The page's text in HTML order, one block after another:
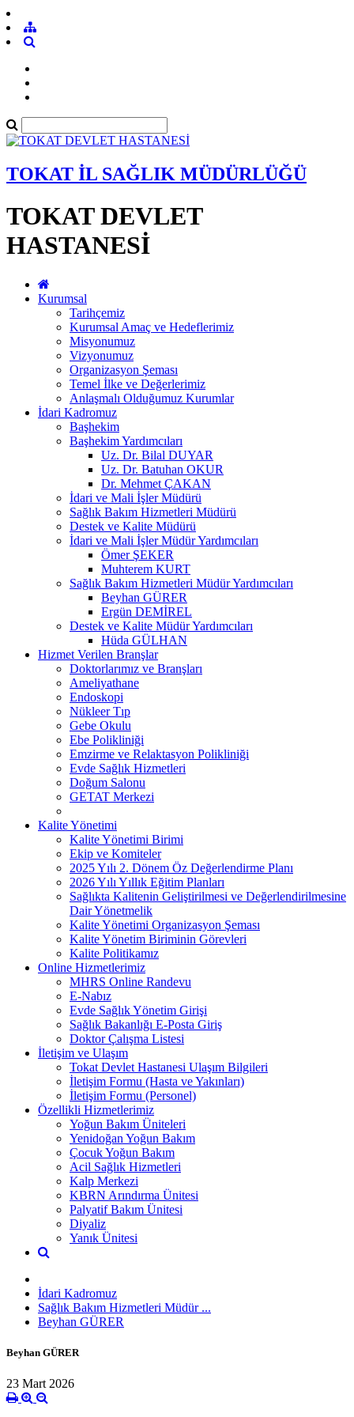
TOKAT İL SAĞLIK MÜDÜRLÜĞÜ
TOKAT DEVLET
HASTANESİ
Kurumsal
Tarihçemiz
Kurumsal Amaç ve Hedeflerimiz
Misyonumuz
Vizyonumuz
Organizasyon Şeması
Temel İlke ve Değerlerimiz
Anlaşmalı Olduğumuz Kurumlar
İdari Kadromuz
Başhekim
Başhekim Yardımcıları
Uz. Dr. Bilal DUYAR
Uz. Dr. Batuhan OKUR
Dr. Mehmet ÇAKAN
İdari ve Mali İşler Müdürü
Sağlık Bakım Hizmetleri Müdürü
Destek ve Kalite Müdürü
İdari ve Mali İşler Müdür Yardımcıları
Ömer ŞEKER
Muhterem KURT
Sağlık Bakım Hizmetleri Müdür Yardımcıları
Beyhan GÜRER
Ergün DEMİREL
Destek ve Kalite Müdür Yardımcıları
Hüda GÜLHAN
Hizmet Verilen Branşlar
Doktorlarımız ve Branşları
Ameliyathane
Endoskopi
Nükleer Tıp
Gebe Okulu
Ebe Polikliniği
Emzirme ve Relaktasyon Polikliniği
Evde Sağlık Hizmetleri
Doğum Salonu
GETAT Merkezi
Kalite Yönetimi
Kalite Yönetimi Birimi
Ekip ve Komiteler
2025 Yılı 2. Dönem Öz Değerlendirme Planı
2026 Yılı Yıllık Eğitim Planları
Sağlıkta Kalitenin Geliştirilmesi ve Değerlendirilmesine
Dair Yönetmelik
Kalite Yönetimi Organizasyon Şeması
Kalite Yönetim Biriminin Görevleri
Kalite Politikamız
Online Hizmetlerimiz
MHRS Online Randevu
E-Nabız
Evde Sağlık Yönetim Girişi
Sağlık Bakanlığı E-Posta Giriş
Doktor Çalışma Listesi
İletişim ve Ulaşım
Tokat Devlet Hastanesi Ulaşım Bilgileri
İletişim Formu (Hasta ve Yakınları)
İletişim Formu (Personel)
Özellikli Hizmetlerimiz
Yoğun Bakım Üniteleri
Yenidoğan Yoğun Bakım
Çocuk Yoğun Bakım
Acil Sağlık Hizmetleri
Kalp Merkezi
KBRN Arındırma Ünitesi
Palyatif Bakım Ünitesi
Diyaliz
Yanık Ünitesi
İdari Kadromuz
Sağlık Bakım Hizmetleri Müdür ...
Beyhan GÜRER
Beyhan GÜRER
23 Mart 2026